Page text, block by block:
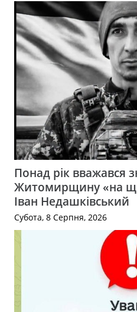
Понад рік вважався
Житомирщину «на
Іван Недашківський
Субота, 8 Серпня, 2026